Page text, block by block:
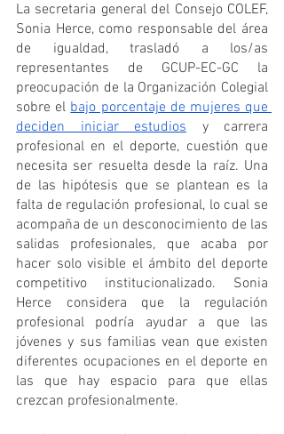
La secretaria general del Consejo COLEF,
Sonia Herce, como responsable del área
de igualdad, trasladó a los/as
representantes de GCUP-EC-GC la
preocupación de la Organización Colegial
sobre el bajo porcentaje de mujeres que
deciden iniciar estudios y carrera
profesional en el deporte, cuestión que
necesita ser resuelta desde la raíz. Una
de las hipótesis que se plantean es la
falta de regulación profesional, lo cual se
acompaña de un desconocimiento de las
salidas profesionales, que acaba por
hacer solo visible el ámbito del deporte
competitivo institucionalizado. Sonia
Herce considera que la regulación
profesional podría ayudar a que las
jóvenes y sus familias vean que existen
diferentes ocupaciones en el deporte en
las que hay espacio para que ellas
crezcan profesionalmente.